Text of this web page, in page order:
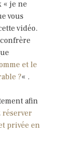
« je ne
vous
vidéo.
confrère
et le
?« .
afin
réserver
privée en